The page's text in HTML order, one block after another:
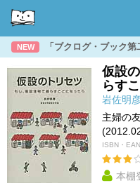
NEW 「ブクログ・ブック
仮設
らす
岩佐明
主婦の
ISBN・
本棚